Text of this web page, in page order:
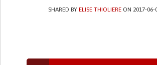
SHARED BYELISE THIOLIERE ON 2017-06-